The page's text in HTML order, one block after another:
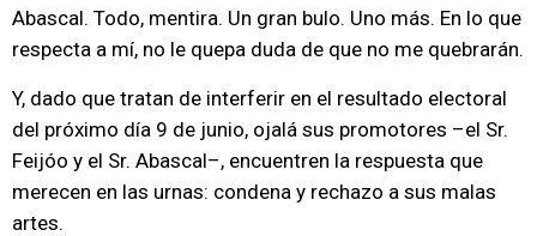
Abascal. Todo, mentira. Un gran bulo. Uno más. En lo que
respecta a mí, no le quepa duda de que no me quebrarán.
Y, dado que tratan de interferir en el resultado electoral
del próximo día 9 de junio, ojalá sus promotores –el Sr.
Feijóo y el Sr. Abascal–, encuentren la respuesta que
merecen en las urnas: condena y rechazo a sus malas
artes.